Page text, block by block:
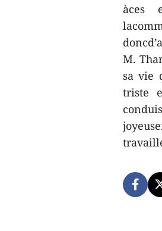
àces
M.
sa vie
triste